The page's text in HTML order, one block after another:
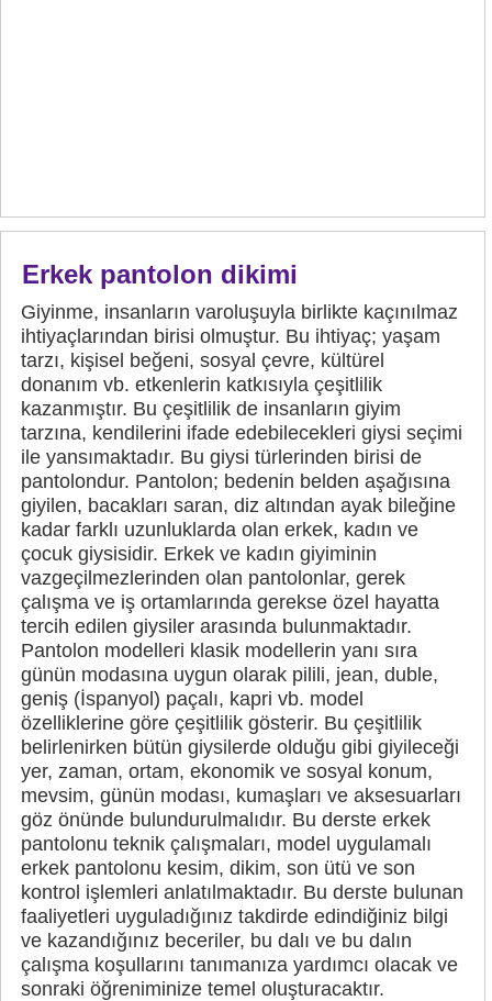
Erkek pantolon dikimi
Giyinme, insanların varoluşuyla birlikte kaçınılmaz
ihtiyaçlarından birisi olmuştur. Bu ihtiyaç; yaşam
tarzı, kişisel beğeni, sosyal çevre, kültürel
donanım vb. etkenlerin katkısıyla çeşitlilik
kazanmıştır. Bu çeşitlilik de insanların giyim
tarzına, kendilerini ifade edebilecekleri giysi seçimi
ile yansımaktadır. Bu giysi türlerinden birisi de
pantolondur. Pantolon; bedenin belden aşağısına
giyilen, bacakları saran, diz altından ayak bileğine
kadar farklı uzunluklarda olan erkek, kadın ve
çocuk giysisidir. Erkek ve kadın giyiminin
vazgeçilmezlerinden olan pantolonlar, gerek
çalışma ve iş ortamlarında gerekse özel hayatta
tercih edilen giysiler arasında bulunmaktadır.
Pantolon modelleri klasik modellerin yanı sıra
günün modasına uygun olarak pilili, jean, duble,
geniş (İspanyol) paçalı, kapri vb. model
özelliklerine göre çeşitlilik gösterir. Bu çeşitlilik
belirlenirken bütün giysilerde olduğu gibi giyileceği
yer, zaman, ortam, ekonomik ve sosyal konum,
mevsim, günün modası, kumaşları ve aksesuarları
göz önünde bulundurulmalıdır. Bu derste erkek
pantolonu teknik çalışmaları, model uygulamalı
erkek pantolonu kesim, dikim, son ütü ve son
kontrol işlemleri anlatılmaktadır. Bu derste bulunan
faaliyetleri uyguladığınız takdirde edindiğiniz bilgi
ve kazandığınız beceriler, bu dalı ve bu dalın
çalışma koşullarını tanımanıza yardımcı olacak ve
sonraki öğreniminize temel oluşturacaktır.